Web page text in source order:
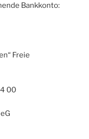
Bankkonto:
Freie
00